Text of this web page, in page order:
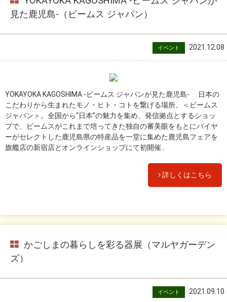
見た鹿児島-（ビームス ジャパン）
イベント 2021.12.08
YOKAYOKA KAGOSHIMA -ビームス ジャパンが見た鹿児島- 日本の
こだわりから生まれたモノ・ヒト・コトを繋げる場所、＜ビームス
ジャパン＞。全国から“日本”の魅力を集め、発信拠点とするショッ
プで、ビームスがこれまで培ってきた独自の審美眼をもとにバイヤ
ーがセレクトした鹿児島県の特産品を一堂に集めた鹿児島フェアを
旗艦店の新宿店とオンラインショップにて初開催...
詳しくはこちら
かごしまの暮らしを彩る器展（マルヤガーデン
ズ）
イベント 2021.09.10